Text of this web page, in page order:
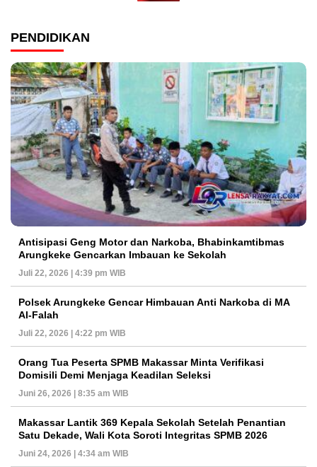
PENDIDIKAN
Antisipasi Geng Motor dan Narkoba, Bhabinkamtibmas
Arungkeke Gencarkan Imbauan ke Sekolah
Juli 22, 2026 | 4:39 pm WIB
Polsek Arungkeke Gencar Himbauan Anti Narkoba di MA
Al-Falah
Juli 22, 2026 | 4:22 pm WIB
Orang Tua Peserta SPMB Makassar Minta Verifikasi
Domisili Demi Menjaga Keadilan Seleksi
Juni 26, 2026 | 8:35 am WIB
Makassar Lantik 369 Kepala Sekolah Setelah Penantian
Satu Dekade, Wali Kota Soroti Integritas SPMB 2026
Juni 24, 2026 | 4:34 am WIB